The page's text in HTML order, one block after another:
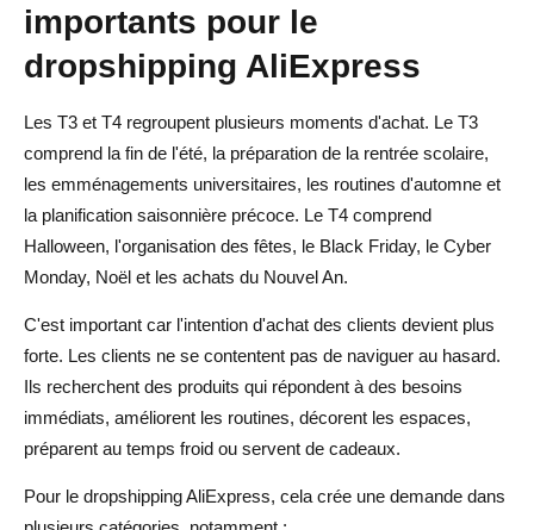
AliExpress ?
importants pour le
dropshipping AliExpress
Les T3 et T4 regroupent plusieurs moments d'achat. Le T3
comprend la fin de l'été, la préparation de la rentrée scolaire,
les emménagements universitaires, les routines d'automne et
la planification saisonnière précoce. Le T4 comprend
Halloween, l'organisation des fêtes, le Black Friday, le Cyber
Monday, Noël et les achats du Nouvel An.
C'est important car l'intention d'achat des clients devient plus
forte. Les clients ne se contentent pas de naviguer au hasard.
Ils recherchent des produits qui répondent à des besoins
immédiats, améliorent les routines, décorent les espaces,
préparent au temps froid ou servent de cadeaux.
Pour le dropshipping AliExpress, cela crée une demande dans